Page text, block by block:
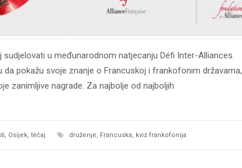
u međunarodnom natjecanju Défi Inter-Alliances.
pokažu svoje znanje o Francuskoj i frankofonim državama,
zanimljive nagrade. Za najbolje od najboljih
, Osijek, tečaj druženje, Francuska, kviz frankofonija